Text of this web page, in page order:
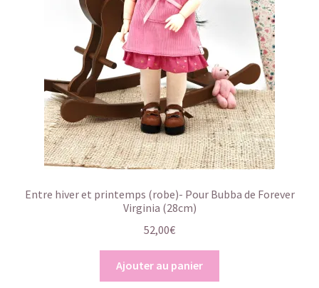
Entre hiver et printemps (robe)- Pour Bubba de Forever
Virginia (28cm)
52,00€
Ajouter au panier